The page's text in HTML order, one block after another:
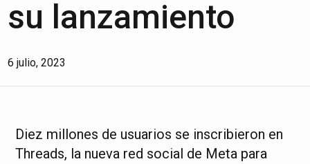
su lanzamiento
6 julio, 2023
Diez millones de usuarios se inscribieron en
Threads, la nueva red social de Meta para